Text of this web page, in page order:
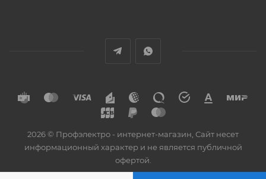
2026 © Профэлектро - интернет-магазин, Сайт несет
информационный характер и не является публичной
офертой.